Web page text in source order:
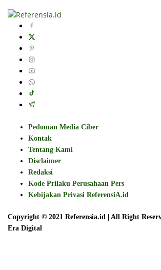
Pedoman Media Ciber
Kontak
Tentang Kami
Disclaimer
Redaksi
Kode Prilaku Perusahaan Pers
Kebijakan Privasi ReferensiA.id
Copyright © 2021 Referensia.id | All Right
Era Digital